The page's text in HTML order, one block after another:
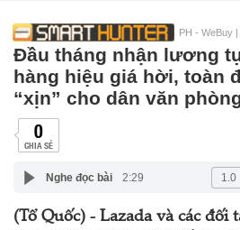
PH - WeBuy |
Đầu tháng nhận lương
hàng hiệu giá hời, toàn
“xịn” cho dân văn
0
CHIA SẺ
Nghe đọc bài 2:29
(Tổ Quốc) - Lazada và các đối